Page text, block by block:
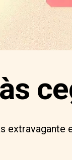
extravagante